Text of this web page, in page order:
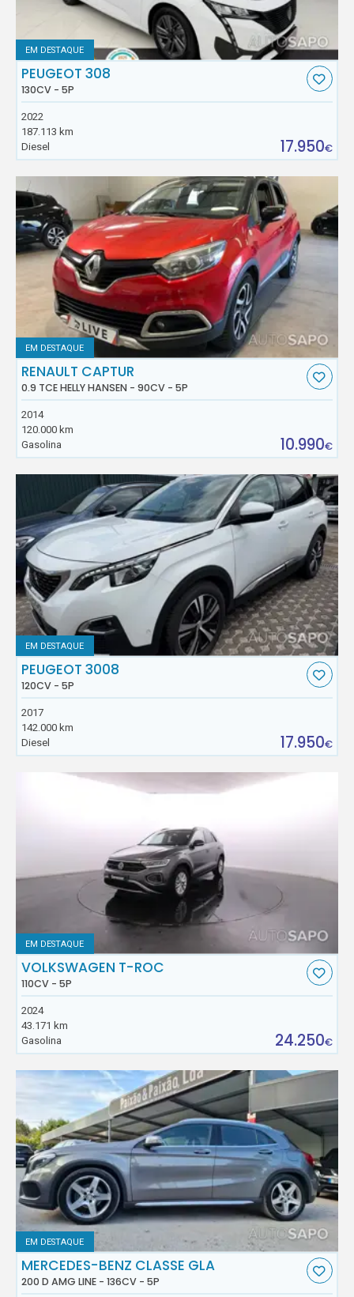
EM DESTAQUE
PEUGEOT 308
130CV - 5P
2022
187.113 km
Diesel
17.950€
EM DESTAQUE
RENAULT CAPTUR
0.9 TCE HELLY HANSEN - 90CV - 5P
2014
120.000 km
Gasolina
10.990€
EM DESTAQUE
PEUGEOT 3008
120CV - 5P
2017
142.000 km
Diesel
17.950€
EM DESTAQUE
VOLKSWAGEN T-ROC
110CV - 5P
2024
43.171 km
Gasolina
24.250€
EM DESTAQUE
MERCEDES-BENZ CLASSE GLA
200 D AMG LINE - 136CV - 5P